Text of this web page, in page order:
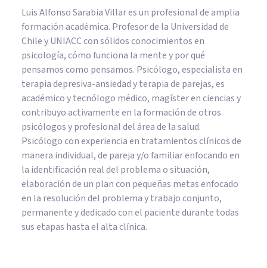
Luis Alfonso Sarabia Villar es un profesional de amplia
formación académica. Profesor de la Universidad de
Chile y UNIACC con sólidos conocimientos en
psicología, cómo funciona la mente y por qué
pensamos como pensamos. Psicólogo, especialista en
terapia depresiva-ansiedad y terapia de parejas, es
académico y tecnólogo médico, magíster en ciencias y
contribuyo activamente en la formación de otros
psicólogos y profesional del área de la salud.
Psicólogo con experiencia en tratamientos clínicos de
manera individual, de pareja y/o familiar enfocando en
la identificación real del problema o situación,
elaboración de un plan con pequeñas metas enfocado
en la resolución del problema y trabajo conjunto,
permanente y dedicado con el paciente durante todas
sus etapas hasta el alta clínica.